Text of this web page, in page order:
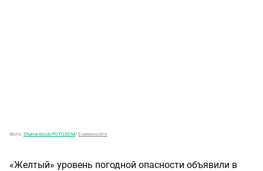
Фото: Shutterstock/FOTODOM/ Evannovostro
«Желтый» уровень погодной опасности объявили в